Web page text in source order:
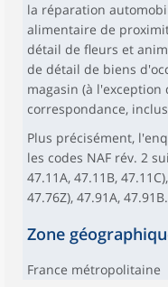
la réparation
alimentaire de
détail de fleurs et
de détail de biens
magasin (à
correspondance,
Plus précisément,
les codes NAF rév. 2
47.11A, 47.11B,
47.76Z), 47.91A, 47.91B.
Zone
France métropolitaine